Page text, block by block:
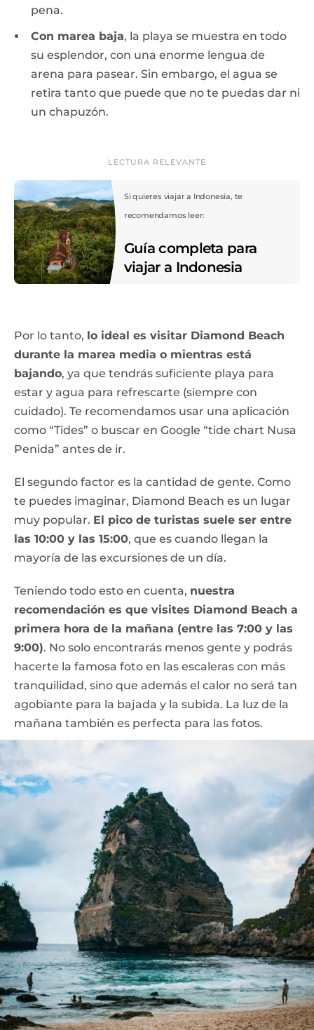
pena.
Con marea baja, la playa se muestra en todo
su esplendor, con una enorme lengua de
arena para pasear. Sin embargo, el agua se
retira tanto que puede que no te puedas dar ni
un chapuzón.
LECTURA RELEVANTE
Si quieres viajar a Indonesia, te
recomendamos leer:
Guía completa para
viajar a Indonesia
Por lo tanto, lo ideal es visitar Diamond Beach
durante la marea media o mientras está
bajando, ya que tendrás suficiente playa para
estar y agua para refrescarte (siempre con
cuidado). Te recomendamos usar una aplicación
como “Tides” o buscar en Google “tide chart Nusa
Penida” antes de ir.
El segundo factor es la cantidad de gente. Como
te puedes imaginar, Diamond Beach es un lugar
muy popular. El pico de turistas suele ser entre
las 10:00 y las 15:00, que es cuando llegan la
mayoría de las excursiones de un día.
Teniendo todo esto en cuenta, nuestra
recomendación es que visites Diamond Beach a
primera hora de la mañana (entre las 7:00 y las
9:00). No solo encontrarás menos gente y podrás
hacerte la famosa foto en las escaleras con más
tranquilidad, sino que además el calor no será tan
agobiante para la bajada y la subida. La luz de la
mañana también es perfecta para las fotos.